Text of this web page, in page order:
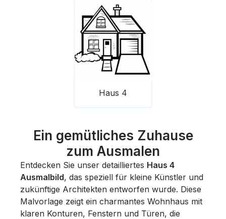
Haus 4
Ein gemütliches Zuhause
zum Ausmalen
Entdecken Sie unser detailliertes Haus 4
Ausmalbild, das speziell für kleine Künstler und
zukünftige Architekten entworfen wurde. Diese
Malvorlage zeigt ein charmantes Wohnhaus mit
klaren Konturen, Fenstern und Türen, die